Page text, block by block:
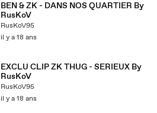
BEN & ZK - DANS NOS QUARTIER By
RusKoV
RusKoV95
il y a 18 ans
EXCLU CLIP ZK THUG - SERIEUX By
RusKoV
RusKoV95
il y a 18 ans